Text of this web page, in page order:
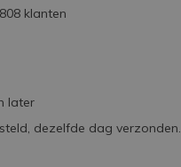
klanten
later
dezelfde dag verzonden.